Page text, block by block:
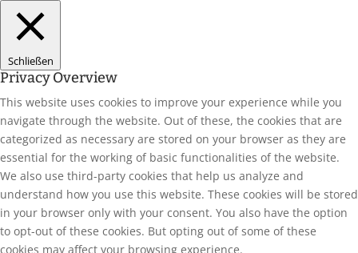
Schließen
Privacy Overview
This website uses cookies to improve your experience while you
navigate through the website. Out of these, the cookies that are
categorized as necessary are stored on your browser as they are
essential for the working of basic functionalities of the website.
We also use third-party cookies that help us analyze and
understand how you use this website. These cookies will be stored
in your browser only with your consent. You also have the option
to opt-out of these cookies. But opting out of some of these
cookies may affect your browsing experience.